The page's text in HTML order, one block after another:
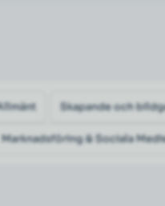
Skapande och
Marknadsföring & Sociala